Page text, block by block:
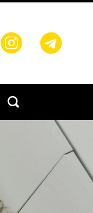
 
